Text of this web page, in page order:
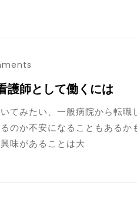
護師として働くには
てみたい、一般病院から転
のか不安になることもある
味があることは大